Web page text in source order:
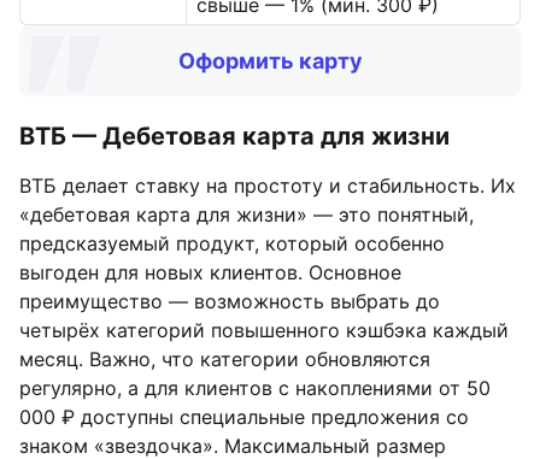
свыше — 1% (мин. 300 ₽)
Оформить карту
ВТБ — Дебетовая карта для жизни
ВТБ делает ставку на простоту и стабильность. Их
«дебетовая карта для жизни» — это понятный,
предсказуемый продукт, который особенно
выгоден для новых клиентов. Основное
преимущество — возможность выбрать до
четырёх категорий повышенного кэшбэка каждый
месяц. Важно, что категории обновляются
регулярно, а для клиентов с накоплениями от 50
000 ₽ доступны специальные предложения со
знаком «звездочка». Максимальный размер